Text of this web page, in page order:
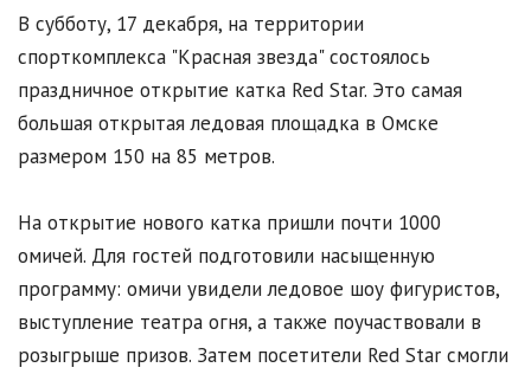
В субботу, 17 декабря, на территории
спорткомплекса "Красная звезда" состоялось
праздничное открытие катка Red Star. Это самая
большая открытая ледовая площадка в Омске
размером 150 на 85 метров.
На открытие нового катка пришли почти 1000
омичей. Для гостей подготовили насыщенную
программу: омичи увидели ледовое шоу фигуристов,
выступление театра огня, а также поучаствовали в
розыгрыше призов. Затем посетители Red Star смогли